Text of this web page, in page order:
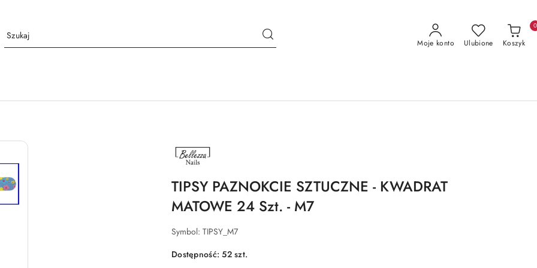
Moje konto Ulubione Koszyk
0
NAZWA
PRODUCENTA:
BELLEZZA
TIPSY PAZNOKCIE SZTUCZNE - KWADRAT
MATOWE 24 Szt. - M7
Symbol: TIPSY_M7
Dostępność:52szt.